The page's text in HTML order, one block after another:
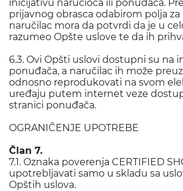
inicijativu naručioca ili ponuđača.
prijavnog obrasca odabirom polja
naručilac mora da potvrdi da je u
razumeo Opšte uslove te da ih
6.3. Ovi Opšti uslovi dostupni su na
ponuđača, a naručilac ih može
odnosno reprodukovati na svom
uređaju putem internet veze
stranici ponuđača.
OGRANIČENJE UPOTREBE
Član 7.
7.1. Oznaka poverenja CERTIFIED
upotrebljavati samo u skladu sa
Opštih uslova.